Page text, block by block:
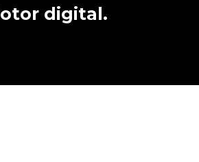
Motor digital.